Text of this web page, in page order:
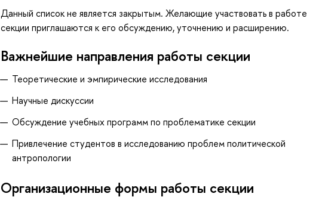
Данный список не является закрытым. Желающие участвовать в работе
секции приглашаются к его обсуждению, уточнению и расширению.
Важнейшие направления работы секции
Теоретические и эмпирические исследования
Научные дискуссии
Обсуждение учебных программ по проблематике секции
Привлечение студентов в исследованию проблем политической
антропологии
Организационные формы работы секции